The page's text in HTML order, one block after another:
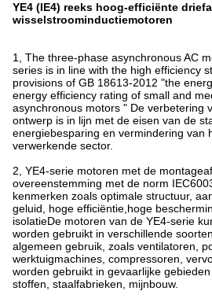
YE4 (IE4) reeks hoog-efficiënte
wisselstroominductiemotoren
1, The three-phase asynchronous AC
series is in line with the high efficiency
provisions of GB 18613-2012 "the
energy efficiency rating of small and
asynchronous motors " De verbetering
ontwerp is in lijn met de eisen van de
energiebesparing en vermindering van
verwerkende sector.
2, YE4-serie motoren met de
overeenstemming met de norm
kenmerken zoals optimale structuur,
geluid, hoge efficiëntie,hoge
isolatieDe motoren van de YE4-serie
worden gebruikt in verschillende
algemeen gebruik, zoals ventilatoren,
werktuigmachines, compressoren,
worden gebruikt in gevaarlijke
stoffen, staalfabrieken, mijnbouw.